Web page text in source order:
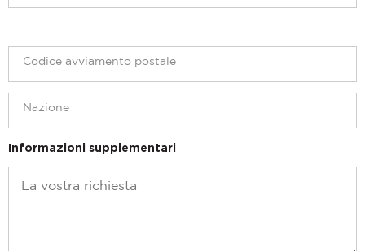
Informazioni supplementari